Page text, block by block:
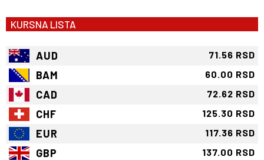
KURSNA LISTA
AUD 71.56 RSD
BAM 60.00 RSD
CAD 72.62 RSD
CHF 125.30 RSD
EUR 117.36 RSD
GBP 137.00 RSD